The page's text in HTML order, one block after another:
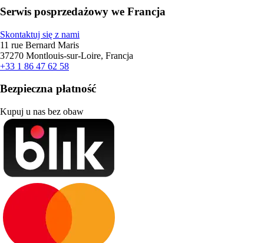
Serwis posprzedażowy we Francja
Skontaktuj się z nami
11 rue Bernard Maris
37270 Montlouis-sur-Loire, Francja
+33 1 86 47 62 58
Bezpieczna płatność
Kupuj u nas bez obaw